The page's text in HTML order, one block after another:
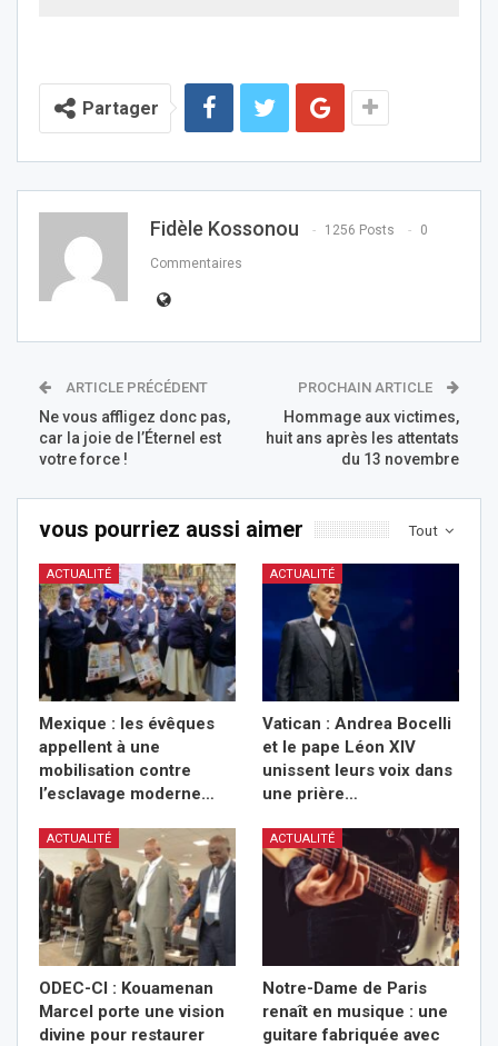
Partager
Fidèle Kossonou 1256 Posts 0
Commentaires
ARTICLE PRÉCÉDENT
Ne vous affligez donc pas,
car la joie de l’Éternel est
votre force !
PROCHAIN ARTICLE
Hommage aux victimes,
huit ans après les attentats
du 13 novembre
Tout
vous pourriez aussi aimer
ACTUALITÉ
Mexique : les évêques
appellent à une
mobilisation contre
l’esclavage moderne…
ACTUALITÉ
Vatican : Andrea Bocelli
et le pape Léon XIV
unissent leurs voix dans
une prière…
ACTUALITÉ
ODEC-CI : Kouamenan
Marcel porte une vision
divine pour restaurer
ACTUALITÉ
Notre-Dame de Paris
renaît en musique : une
guitare fabriquée avec